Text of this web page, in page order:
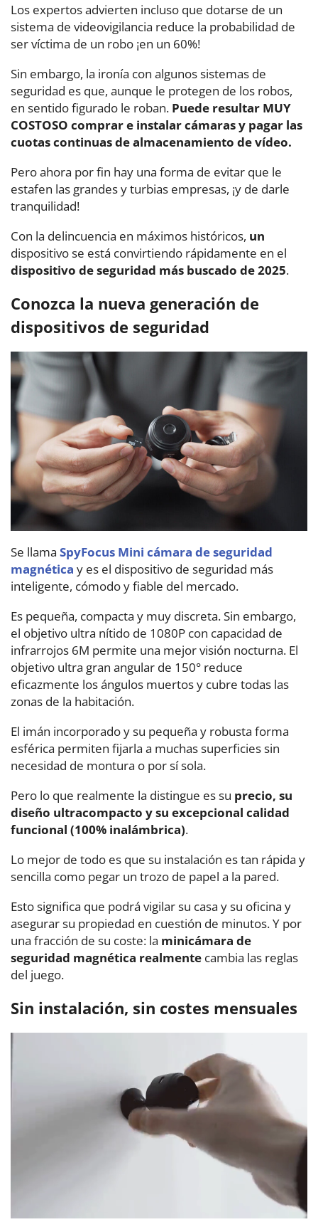
Los expertos advierten incluso que dotarse de un
sistema de videovigilancia reduce la probabilidad de
ser víctima de un robo ¡en un 60%!
Sin embargo, la ironía con algunos sistemas de
seguridad es que, aunque le protegen de los robos,
en sentido figurado le roban. Puede resultar MUY
COSTOSO comprar e instalar cámaras y pagar las
cuotas continuas de almacenamiento de vídeo.
Pero ahora por fin hay una forma de evitar que le
estafen las grandes y turbias empresas, ¡y de darle
tranquilidad!
Con la delincuencia en máximos históricos, un
dispositivo se está convirtiendo rápidamente en el
dispositivo de seguridad más buscado de 2025.
Conozca la nueva generación de
dispositivos de seguridad
Se llama SpyFocus Mini cámara de seguridad
magnética y es el dispositivo de seguridad más
inteligente, cómodo y fiable del mercado.
Es pequeña, compacta y muy discreta. Sin embargo,
el objetivo ultra nítido de 1080P con capacidad de
infrarrojos 6M permite una mejor visión nocturna. El
objetivo ultra gran angular de 150° reduce
eficazmente los ángulos muertos y cubre todas las
zonas de la habitación.
El imán incorporado y su pequeña y robusta forma
esférica permiten fijarla a muchas superficies sin
necesidad de montura o por sí sola.
Pero lo que realmente la distingue es su precio, su
diseño ultracompacto y su excepcional calidad
funcional (100% inalámbrica).
Lo mejor de todo es que su instalación es tan rápida y
sencilla como pegar un trozo de papel a la pared.
Esto significa que podrá vigilar su casa y su oficina y
asegurar su propiedad en cuestión de minutos. Y por
una fracción de su coste: la minicámara de
seguridad magnética realmente cambia las reglas
del juego.
Sin instalación, sin costes mensuales